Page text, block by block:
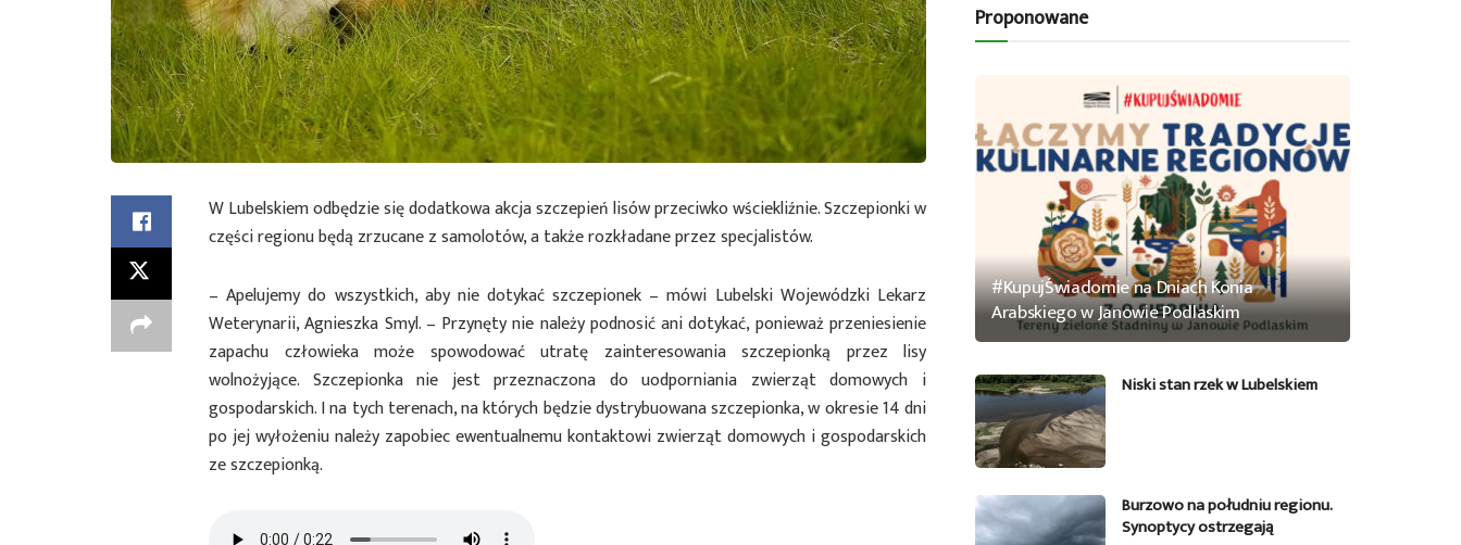
W Lubelskiem odbędzie się dodatkowa akcja szczepień lisów przeciwko wściekliźnie. Szczepionki w
części regionu będą zrzucane z samolotów, a także rozkładane przez specjalistów.
– Apelujemy do wszystkich, aby nie dotykać szczepionek – mówi Lubelski Wojewódzki Lekarz
Weterynarii, Agnieszka Smyl. – Przynęty nie należy podnosić ani dotykać, ponieważ przeniesienie
zapachu człowieka może spowodować utratę zainteresowania szczepionką przez lisy
wolnożyjące. Szczepionka nie jest przeznaczona do uodporniania zwierząt domowych i
gospodarskich. I na tych terenach, na których będzie dystrybuowana szczepionka, w okresie 14 dni
po jej wyłożeniu należy zapobiec ewentualnemu kontaktowi zwierząt domowych i gospodarskich
ze szczepionką.
Proponowane
#KupujŚwiadomie na Dniach Konia
Arabskiego w Janowie Podlaskim
Niski stan rzek w Lubelskiem
Burzowo na południu regionu.
Synoptycy ostrzegają